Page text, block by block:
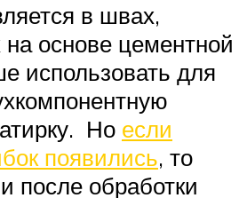
в швах,
основе цементной
использовать для
Но если
появились, то
после обработки